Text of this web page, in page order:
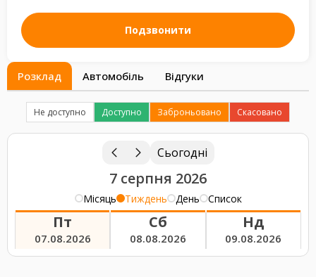
Подзвонити
Розклад Автомобіль Відгуки
Не доступно Доступно Заброньовано Скасовано
Сьогодні
7 серпня 2026
Місяць Тиждень День Список
Пт
07.08.2026
Сб
08.08.2026
Нд
09.08.2026